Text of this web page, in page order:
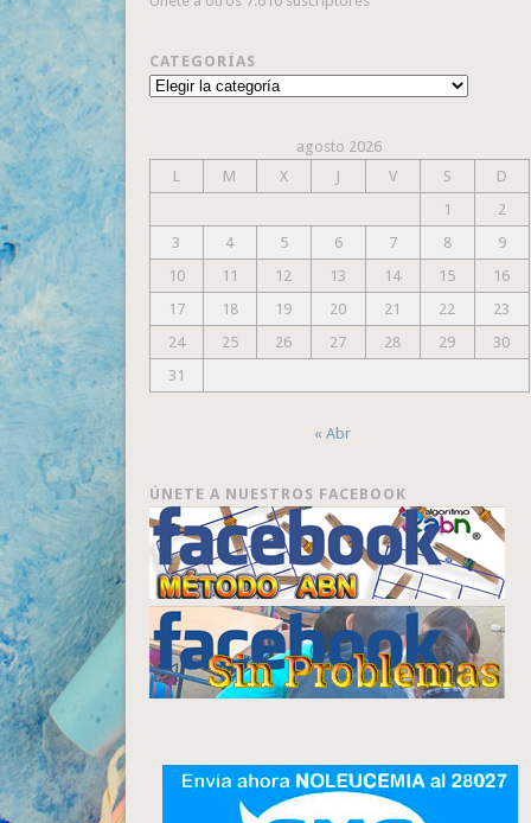
CATEGORÍAS
Categorías
agosto 2026
L
M X J V S
D
1
2
3
4 5 6 7 8
9
10
11 12 13 14 15
16
17
18 19 20 21 22
23
24
25 26 27 28 29
30
31
« Abr
ÚNETE A NUESTROS FACEBOOK